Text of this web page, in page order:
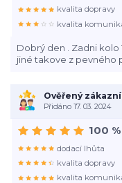
Dobrý den . Zadni kolo
jiné takove z pevného
kvalita dopravy
kvalita
Ověřený
Přidáno 17. 03. 2024
100 %
dodací lhůta
kvalita dopravy
kvalita